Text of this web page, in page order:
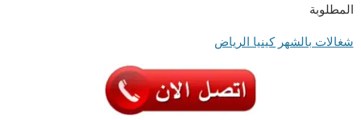
المطلوبة
شغالات بالشهر كينيا الرياض